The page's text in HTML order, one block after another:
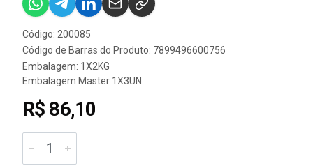
Código: 200085
Código de Barras do Produto: 7899496600756
Embalagem: 1X2KG
Embalagem Master 1X3UN
R$ 86,10